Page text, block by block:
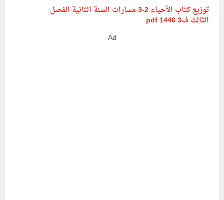
توزيع كتاب الأحياء 2-3 مسارات السنة الثانية الفصل
الثالث ف3 1446
Ad